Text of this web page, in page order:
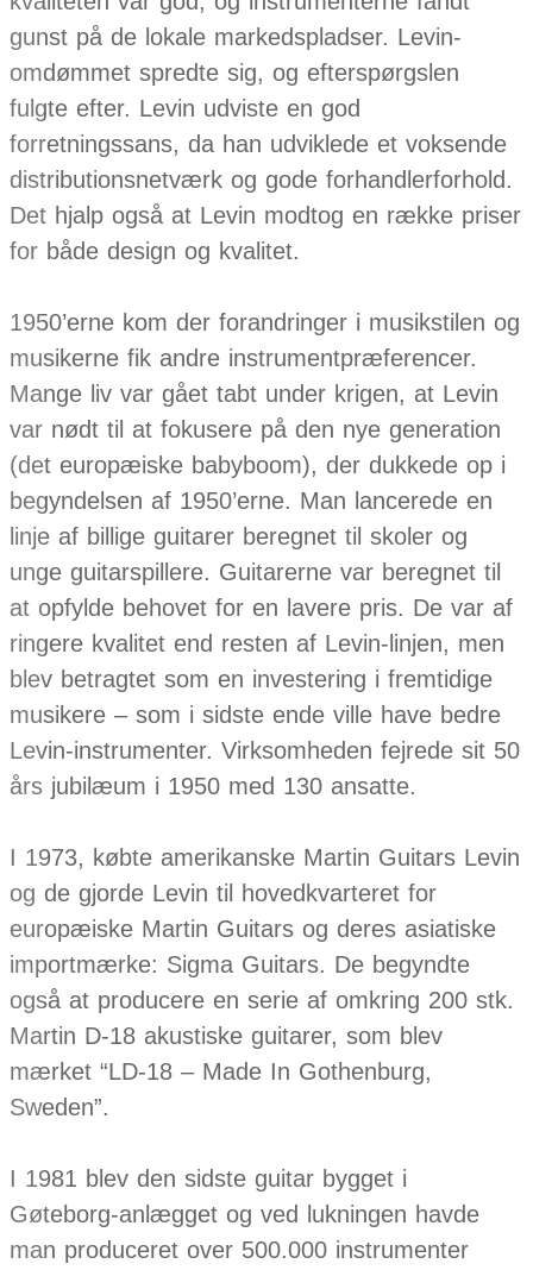
gunst på de lokale markedspladser. Levin-
omdømmet spredte sig, og efterspørgslen
fulgte efter. Levin udviste en god
forretningssans, da han udviklede et voksende
distributionsnetværk og gode forhandlerforhold.
Det hjalp også at Levin modtog en række priser
for både design og kvalitet.
1950’erne kom der forandringer i musikstilen og
musikerne fik andre instrumentpræferencer.
Mange liv var gået tabt under krigen, at Levin
var nødt til at fokusere på den nye generation
(det europæiske babyboom), der dukkede op i
begyndelsen af 1950’erne. Man lancerede en
linje af billige guitarer beregnet til skoler og
unge guitarspillere. Guitarerne var beregnet til
at opfylde behovet for en lavere pris. De var af
ringere kvalitet end resten af Levin-linjen, men
blev betragtet som en investering i fremtidige
musikere – som i sidste ende ville have bedre
Levin-instrumenter. Virksomheden fejrede sit 50
års jubilæum i 1950 med 130 ansatte.
I 1973, købte amerikanske Martin Guitars Levin
og de gjorde Levin til hovedkvarteret for
europæiske Martin Guitars og deres asiatiske
importmærke: Sigma Guitars. De begyndte
også at producere en serie af omkring 200 stk.
Martin D-18 akustiske guitarer, som blev
mærket “LD-18 – Made In Gothenburg,
Sweden”.
I 1981 blev den sidste guitar bygget i
Gøteborg-anlægget og ved lukningen havde
man produceret over 500.000 instrumenter